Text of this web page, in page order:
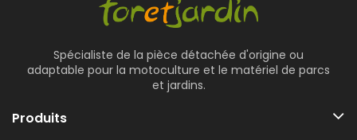
Spécialiste de la pièce détachée d'origine ou
adaptable pour la motoculture et le matériel de parcs
et jardins.
Produits